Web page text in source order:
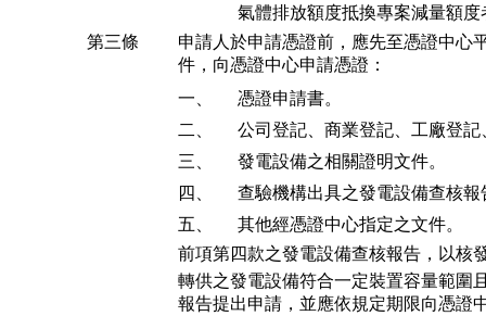
氣體排放額度抵換專案減量額度
第三條
申請人於申請憑證前，應先至憑證中心
件，向憑證中心申請憑證：
一、
憑證申請書。
二、
公司登記、商業登記、工廠登
三、
發電設備之相關證明文件。
四、
查驗機構出具之發電設備查核報
五、
其他經憑證中心指定之文件。
前項第四款之發電設備查核報告，以核
轉供之發電設備符合一定裝置容量範圍
報告提出申請，並應依規定期限向憑證